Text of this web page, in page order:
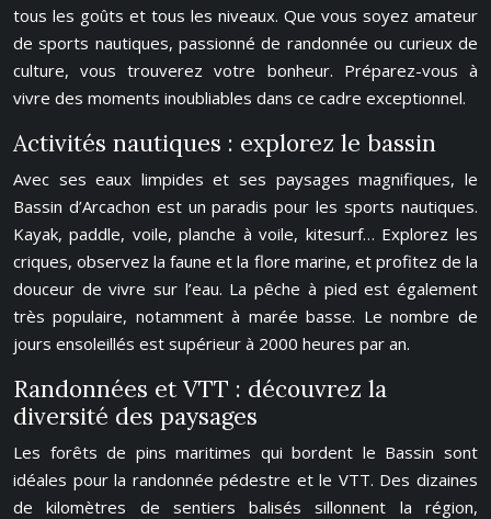
tous les goûts et tous les niveaux. Que vous soyez amateur
de sports nautiques, passionné de randonnée ou curieux de
culture, vous trouverez votre bonheur. Préparez-vous à
vivre des moments inoubliables dans ce cadre exceptionnel.
Activités nautiques : explorez le bassin
Avec ses eaux limpides et ses paysages magnifiques, le
Bassin d’Arcachon est un paradis pour les sports nautiques.
Kayak, paddle, voile, planche à voile, kitesurf… Explorez les
criques, observez la faune et la flore marine, et profitez de la
douceur de vivre sur l’eau. La pêche à pied est également
très populaire, notamment à marée basse. Le nombre de
jours ensoleillés est supérieur à 2000 heures par an.
Randonnées et VTT : découvrez la
diversité des paysages
Les forêts de pins maritimes qui bordent le Bassin sont
idéales pour la randonnée pédestre et le VTT. Des dizaines
de kilomètres de sentiers balisés sillonnent la région,